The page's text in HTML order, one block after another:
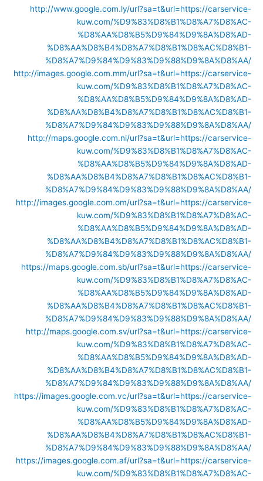
http://www.google.com.ly/url?sa=t&url=https://carservice-
kuw.com/%D9%83%D8%B1%D8%A7%D8%AC-
%D8%AA%D8%B5%D9%84%D9%8A%D8%AD-
%D8%AA%D8%B4%D8%A7%D8%B1%D8%AC%D8%B1-
%D8%A7%D9%84%D9%83%D9%88%D9%8A%D8%AA/
http://images.google.com.mm/url?sa=t&url=https://carservice-
kuw.com/%D9%83%D8%B1%D8%A7%D8%AC-
%D8%AA%D8%B5%D9%84%D9%8A%D8%AD-
%D8%AA%D8%B4%D8%A7%D8%B1%D8%AC%D8%B1-
%D8%A7%D9%84%D9%83%D9%88%D9%8A%D8%AA/
http://maps.google.com.ni/url?sa=t&url=https://carservice-
kuw.com/%D9%83%D8%B1%D8%A7%D8%AC-
%D8%AA%D8%B5%D9%84%D9%8A%D8%AD-
%D8%AA%D8%B4%D8%A7%D8%B1%D8%AC%D8%B1-
%D8%A7%D9%84%D9%83%D9%88%D9%8A%D8%AA/
http://images.google.com.om/url?sa=t&url=https://carservice-
kuw.com/%D9%83%D8%B1%D8%A7%D8%AC-
%D8%AA%D8%B5%D9%84%D9%8A%D8%AD-
%D8%AA%D8%B4%D8%A7%D8%B1%D8%AC%D8%B1-
%D8%A7%D9%84%D9%83%D9%88%D9%8A%D8%AA/
https://maps.google.com.sb/url?sa=t&url=https://carservice-
kuw.com/%D9%83%D8%B1%D8%A7%D8%AC-
%D8%AA%D8%B5%D9%84%D9%8A%D8%AD-
%D8%AA%D8%B4%D8%A7%D8%B1%D8%AC%D8%B1-
%D8%A7%D9%84%D9%83%D9%88%D9%8A%D8%AA/
http://maps.google.com.sv/url?sa=t&url=https://carservice-
kuw.com/%D9%83%D8%B1%D8%A7%D8%AC-
%D8%AA%D8%B5%D9%84%D9%8A%D8%AD-
%D8%AA%D8%B4%D8%A7%D8%B1%D8%AC%D8%B1-
%D8%A7%D9%84%D9%83%D9%88%D9%8A%D8%AA/
https://images.google.com.vc/url?sa=t&url=https://carservice-
kuw.com/%D9%83%D8%B1%D8%A7%D8%AC-
%D8%AA%D8%B5%D9%84%D9%8A%D8%AD-
%D8%AA%D8%B4%D8%A7%D8%B1%D8%AC%D8%B1-
%D8%A7%D9%84%D9%83%D9%88%D9%8A%D8%AA/
https://images.google.com.af/url?sa=t&url=https://carservice-
kuw.com/%D9%83%D8%B1%D8%A7%D8%AC-